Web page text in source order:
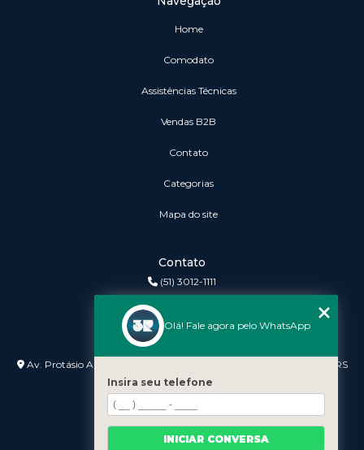
Home
Comodato
Assistências Técnicas
vendas B2B
Contato
Categorias
Mapa do site
Contato
(51) 3012-1111
Endereço
Av. Protásio Alves nº 3240 Lojas 7 e 8 - Petrópolis - Porto Alegre - RS
- 90410-007
Olá! Fale agora pelo WhatsApp
Insira seu telefone
INICIAR CONVERSA